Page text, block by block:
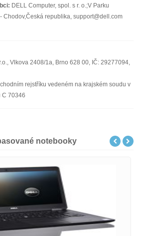
DELL Computer, spol. s r. o.;V Parku
Chodov,Česká republika, support@dell.com
Vlkova 2408/1a, Brno 628 00, IČ: 29277094,
rejstříku vedeném na krajském soudu v
C 70346
notebooky